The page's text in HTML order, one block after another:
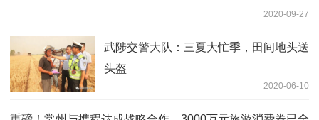
2020-09-27
武陟交警大队：三夏大忙季，田间地头送
头盔
2020-06-10